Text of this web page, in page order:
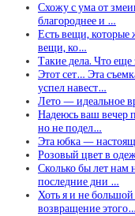
Схожу с ума от
благороднее и …
Есть вещи, которые
вещи, ко…
Такие дела. Что
Этот сет… Эта
успел навест…
Лето — идеальное
Надеюсь ваш вечер
но не подел…
Эта юбка —
Розовый цвет в
Сколько бы лет нам
последние дни …
Хоть я и не
возвращение этого…